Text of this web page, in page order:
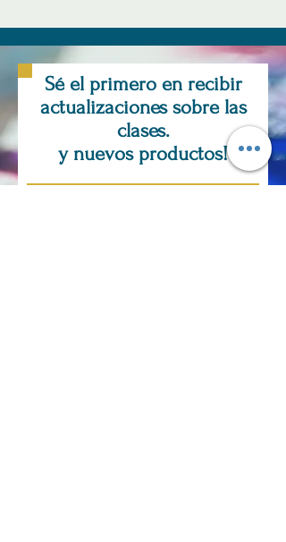
Sé el primero en recibir
actualizaciones sobre las
clases.
y nuevos productos!